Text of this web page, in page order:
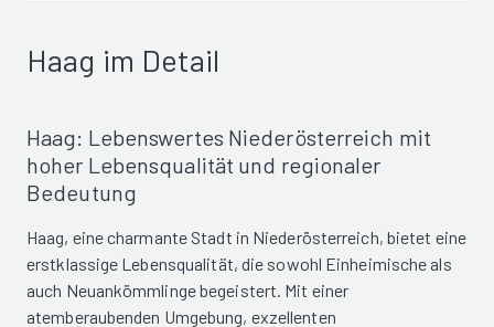
Haag im Detail
Haag: Lebenswertes Niederösterreich mit
hoher Lebensqualität und regionaler
Bedeutung
Haag, eine charmante Stadt in Niederösterreich, bietet eine
erstklassige Lebensqualität, die sowohl Einheimische als
auch Neuankömmlinge begeistert. Mit einer
atemberaubenden Umgebung, exzellenten